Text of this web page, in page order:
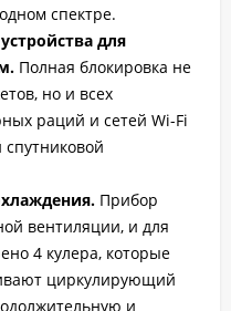
спектре.
для
Полная блокировка не
но и всех
раций и сетей Wi-Fi
спутниковой
Прибор
вентиляции, и для
4 кулера, которые
циркулирующий
и